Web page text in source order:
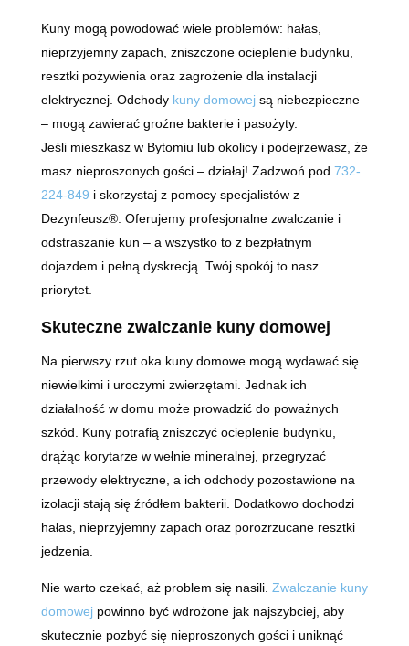
Kuny mogą powodować wiele problemów: hałas,
nieprzyjemny zapach, zniszczone ocieplenie budynku,
resztki pożywienia oraz zagrożenie dla instalacji
elektrycznej. Odchody kuny domowejsą niebezpieczne
– mogą zawierać groźne bakterie i pasożyty.
Jeśli mieszkasz w Bytomiu lub okolicy i podejrzewasz, że
masz nieproszonych gości – działaj! Zadzwoń pod 732-
224-849 i skorzystaj z pomocy specjalistów z
Dezynfeusz®. Oferujemy profesjonalne zwalczanie i
odstraszanie kun – a wszystko to z bezpłatnym
dojazdem i pełną dyskrecją. Twój spokój to nasz
priorytet.
Skuteczne zwalczanie kuny domowej
Na pierwszy rzut oka kuny domowe mogą wydawać się
niewielkimi i uroczymi zwierzętami. Jednak ich
działalność w domu może prowadzić do poważnych
szkód. Kuny potrafią zniszczyć ocieplenie budynku,
drążąc korytarze w wełnie mineralnej, przegryzać
przewody elektryczne, a ich odchody pozostawione na
izolacji stają się źródłem bakterii. Dodatkowo dochodzi
hałas, nieprzyjemny zapach oraz porozrzucane resztki
jedzenia.
Nie warto czekać, aż problem się nasili. Zwalczanie kuny
domowejpowinno być wdrożone jak najszybciej, aby
skutecznie pozbyć się nieproszonych gości i uniknąć